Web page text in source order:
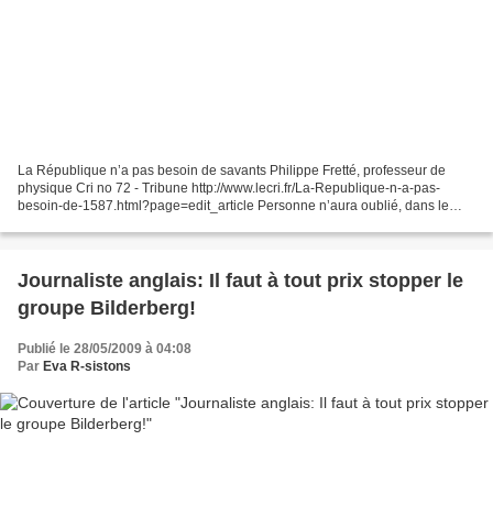
La République n’a pas besoin de savants Philippe Fretté, professeur de
physique Cri no 72 - Tribune http://www.lecri.fr/La-Republique-n-a-pas-
besoin-de-1587.html?page=edit_article Personne n’aura oublié, dans le
Journaliste anglais: Il faut à tout prix stopper le
groupe Bilderberg!
Publié le 28/05/2009 à 04:08
Par Eva R-sistons